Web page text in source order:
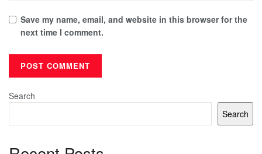
Save my name, email, and website in this browser for the
next time I comment.
Search
Search